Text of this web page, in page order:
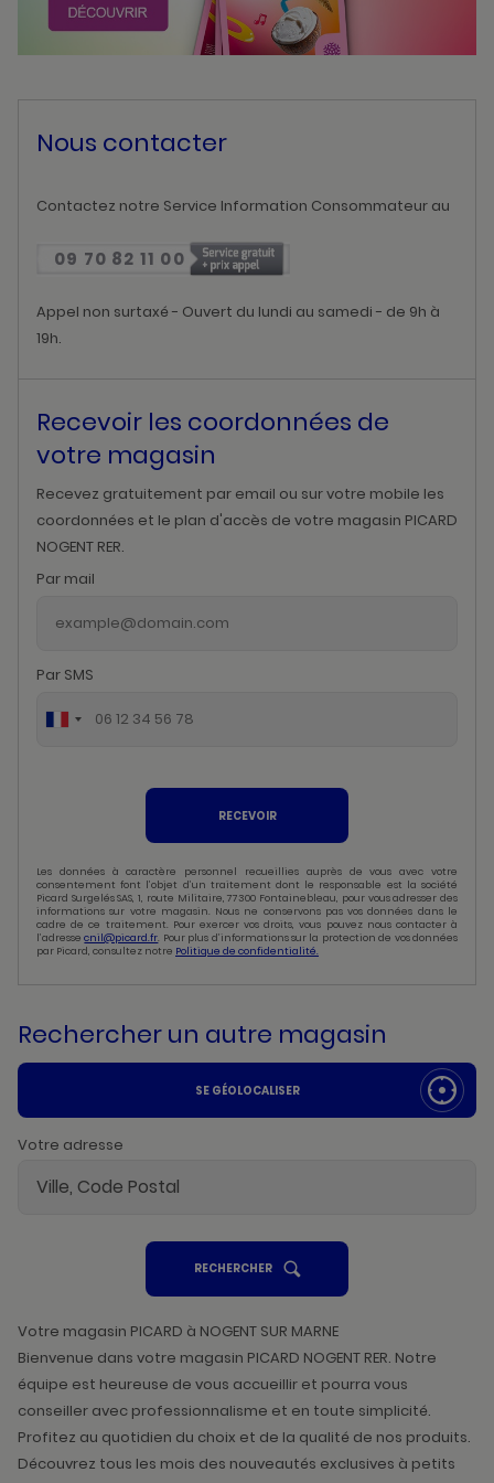
Nous contacter
Contactez notre Service Information Consommateur au
09 70 82 11 00
Appel non surtaxé - Ouvert du lundi au samedi - de 9h à
19h.
Recevoir les coordonnées de
votre magasin
Recevez gratuitement par email ou sur votre mobile les
coordonnées et le plan d'accès de votre magasin PICARD
NOGENT RER.
Par mail
Par SMS
RECEVOIR
Les données à caractère personnel recueillies auprès de vous avec votre
consentement font l’objet d’un traitement dont le responsable est la société
Picard Surgelés SAS, 1, route Militaire, 77300 Fontainebleau, pour vous adresser des
informations sur votre magasin. Nous ne conservons pas vos données dans le
cadre de ce traitement. Pour exercer vos droits, vous pouvez nous contacter à
l’adressecnil@picard.fr. Pour plus d’informations sur la protection de vos données
par Picard, consultez notre Politique de confidentialité.
Rechercher un autre magasin
SE GÉOLOCALISER
Votre adresse
RECHERCHERUN
POINT
VENTE
Votre magasin PICARD à NOGENT SUR MARNE
Bienvenue dans votre magasin PICARD NOGENT RER. Notre
équipe est heureuse de vous accueillir et pourra vous
conseiller avec professionnalisme et en toute simplicité.
Profitez au quotidien du choix et de la qualité de nos produits.
Découvrez tous les mois des nouveautés exclusives à petits